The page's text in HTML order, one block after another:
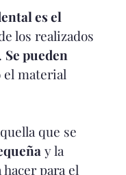
es el
los realizados
Se pueden
el material
que se
y la
para el